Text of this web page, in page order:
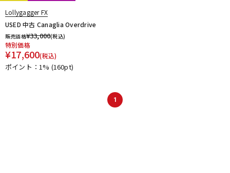
アンプ
DJ機器
Lollygagger FX
USED 中古 Canaglia Overdrive
販売価格¥33,000(税込)
特別価格
¥17,600(税込)
ポイント：1% (160pt)
1